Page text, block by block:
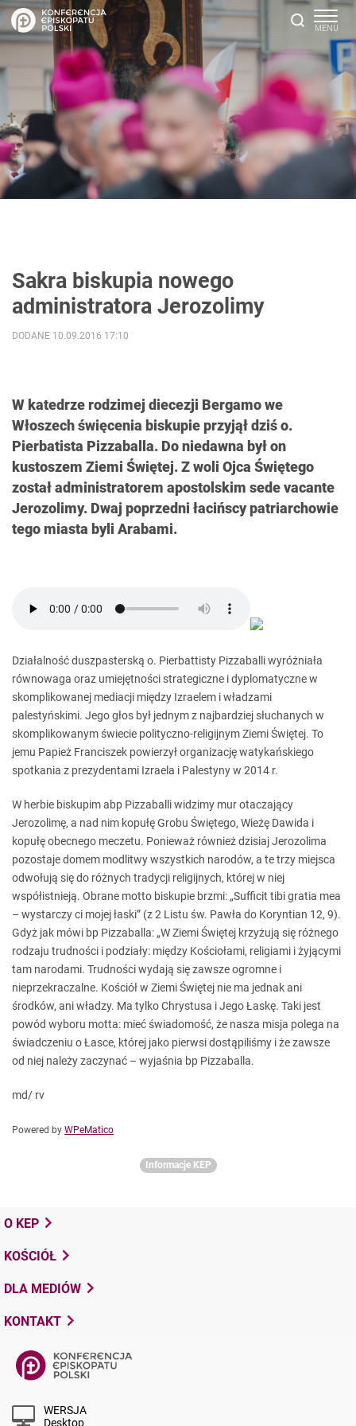
Sakra biskupia nowego
administratora Jerozolimy
W katedrze rodzimej diecezji Bergamo we
Włoszech święcenia biskupie przyjął dziś o.
Pierbatista Pizzaballa. Do niedawna był on
kustoszem Ziemi Świętej. Z woli Ojca Świętego
został administratorem apostolskim sede vacante
Jerozolimy. Dwaj poprzedni łacińscy patriarchowie
tego miasta byli Arabami.
DODANE 10.09.2016 17:10
Działalność duszpasterską o. Pierbattisty Pizzaballi wyróżniała
równowaga oraz umiejętności strategiczne i dyplomatyczne w
skomplikowanej mediacji między Izraelem i władzami
palestyńskimi. Jego głos był jednym z najbardziej słuchanych w
skomplikowanym świecie polityczno-religijnym Ziemi Świętej. To
jemu Papież Franciszek powierzył organizację watykańskiego
spotkania z prezydentami Izraela i Palestyny w 2014 r.
W herbie biskupim abp Pizzaballi widzimy mur otaczający
Jerozolimę, a nad nim kopułę Grobu Świętego, Wieżę Dawida i
kopułę obecnego meczetu. Ponieważ również dzisiaj Jerozolima
pozostaje domem modlitwy wszystkich narodów, a te trzy miejsca
odwołują się do różnych tradycji religijnych, której w niej
współistnieją. Obrane motto biskupie brzmi: „Sufficit tibi gratia mea
– wystarczy ci mojej łaski” (z 2 Listu św. Pawła do Koryntian 12, 9).
Gdyż jak mówi bp Pizzaballa: „W Ziemi Świętej krzyżują się różnego
rodzaju trudności i podziały: między Kościołami, religiami i żyjącymi
tam narodami. Trudności wydają się zawsze ogromne i
nieprzekraczalne. Kościół w Ziemi Świętej nie ma jednak ani
środków, ani władzy. Ma tylko Chrystusa i Jego Łaskę. Taki jest
powód wyboru motta: mieć świadomość, że nasza misja polega na
świadczeniu o Łasce, której jako pierwsi dostąpiliśmy i że zawsze
od niej należy zaczynać – wyjaśnia bp Pizzaballa.
md/ rv
Powered by WPeMatico
Informacje KEP
O KEP
KOŚCIÓŁ
DLA MEDIÓW
KONTAKT
WERSJA
Desktop